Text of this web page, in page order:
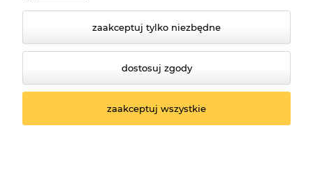
© 2026 czerwonadynia.pl. Wszelkie prawa zastrzeżone.
zaakceptuj tylko niezbędne
dostosuj zgody
zaakceptuj wszystkie